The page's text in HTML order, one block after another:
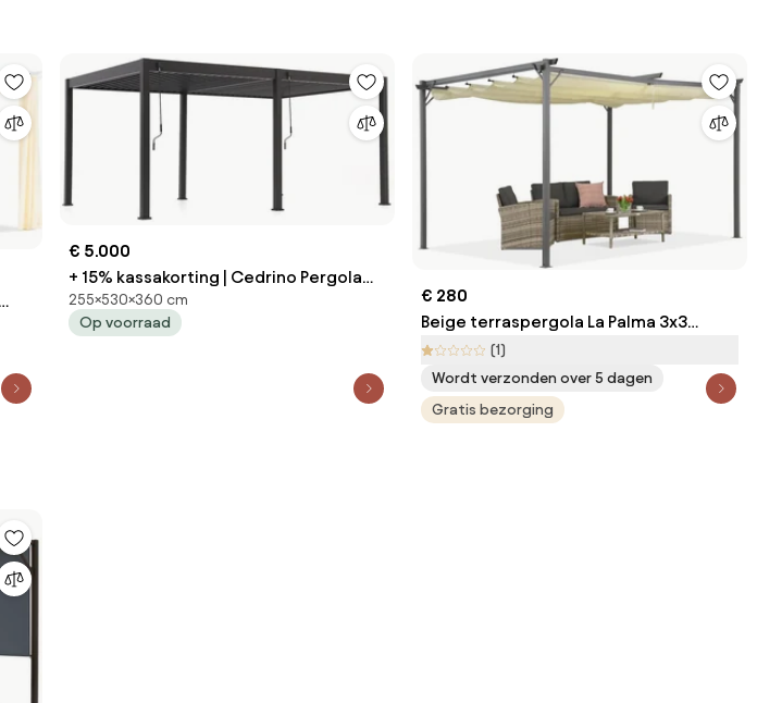
€ 5.000
+ 15% kassakorting | Cedrino Pergola
530x360x255cm | Kees Smit
Tuinmeubelen
255×530×360 cm
Op voorraad
€ 280
Beige terraspergola La Palma 3x3
Garden Point
(1)
Wordt verzonden over 5 dagen
Gratis bezorging